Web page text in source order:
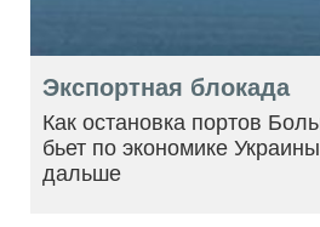
Экспортная блокада
Как остановка портов
бьет по экономике
дальше